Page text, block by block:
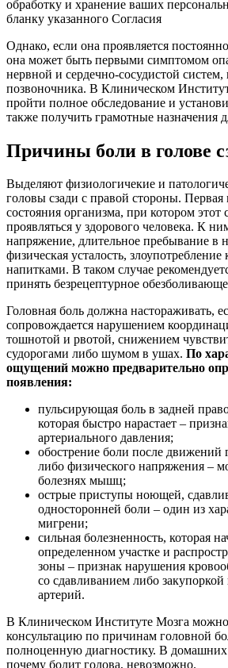
обработку и хранение ваших
бланку указанного Согласия
Однако, если она проявляется
она может быть первыми симптомом
нервной и сердечно-сосудистой систем,
позвоночника. В Клиническом
пройти полное обследование и
также получить грамотные назначения
Причины боли в голове
Выделяют физиологичекие и
головы сзади с правой стороны. Первая
состояния организма, при котором
проявляться у здорового человека. К
напряжение, длительное пребывание в
физическая усталость,
напитками. В таком случае
принять безрецептурное
Головная боль должна настораживать,
сопровождается нарушением
тошнотой и рвотой, снижением
судорогами либо шумом в ушах. По
ощущений можно предварительно
появления:
пульсирующая боль в задней
которая быстро нарастает ‒
артериального давления;
обострение боли после движений
либо физического напряжения ‒
болезнях мышц;
острые приступы ноющей,
односторонней боли ‒ один из
мигрени;
сильная болезненность, которая
определенном участке и
зоны ‒ признак нарушения
со сдавливанием либо
артерий.
В Клиническом Институте Мозга
консультацию по причинам головной
полноценную диагностику. В домашних
почему болит голова, невозможно.